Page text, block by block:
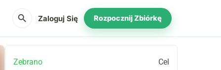
search Zaloguj Się Rozpocznij Zbiórkę
Zebrano Cel